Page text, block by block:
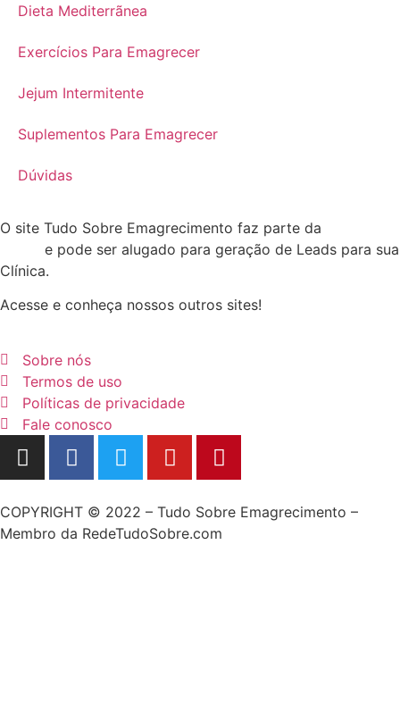
Dieta Mediterrãnea
Exercícios Para Emagrecer
Jejum Intermitente
Suplementos Para Emagrecer
Dúvidas
O site Tudo Sobre Emagrecimento faz parte da
e pode ser alugado para geração de Leads para sua
Clínica.
Acesse e conheça nossos outros sites!
Sobre nós
Termos de uso
Políticas de privacidade
Fale conosco
COPYRIGHT © 2022 – Tudo Sobre Emagrecimento –
Membro da RedeTudoSobre.com